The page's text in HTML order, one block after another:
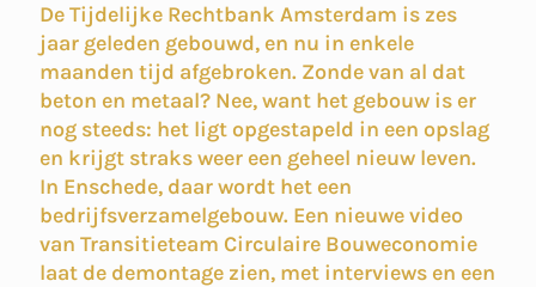
De Tijdelijke Rechtbank Amsterdam is zes
jaar geleden gebouwd, en nu in enkele
maanden tijd afgebroken. Zonde van al dat
beton en metaal? Nee, want het gebouw is er
nog steeds: het ligt opgestapeld in een opslag
en krijgt straks weer een geheel nieuw leven.
In Enschede, daar wordt het een
bedrijfsverzamelgebouw. Een nieuwe video
van Transitieteam Circulaire Bouweconomie
laat de demontage zien, met interviews en een